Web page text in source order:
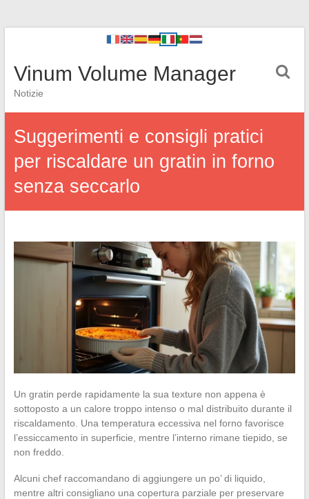
Vinum Volume Manager
Notizie
Suggerimenti e consigli pratici
per riscaldare un gratin in forno
senza seccarlo
Un gratin perde rapidamente la sua texture non appena è
sottoposto a un calore troppo intenso o mal distribuito durante il
riscaldamento. Una temperatura eccessiva nel forno favorisce
l’essiccamento in superficie, mentre l’interno rimane tiepido, se
non freddo.
Alcuni chef raccomandano di aggiungere un po’ di liquido,
mentre altri consigliano una copertura parziale per preservare